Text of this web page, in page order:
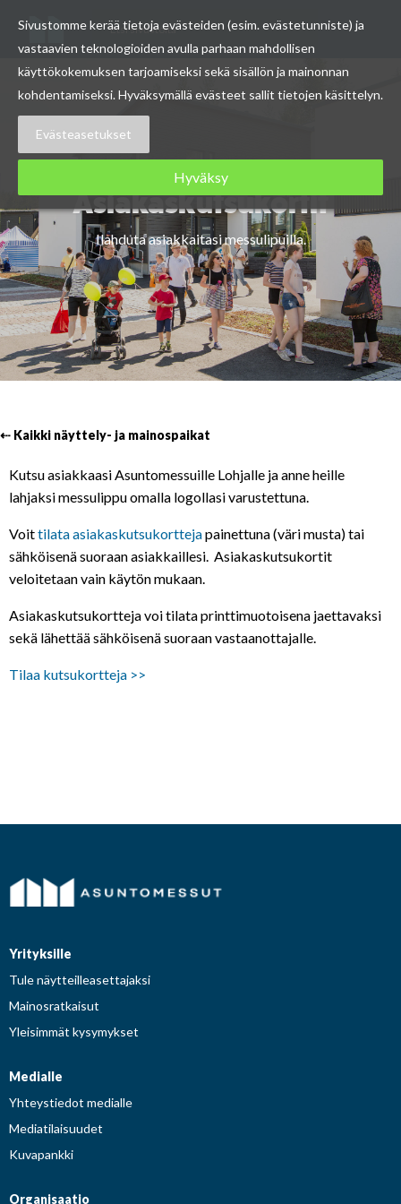
Skip
Etsi
sivustolta
Asuntomessut
Asiakaskutsukortit
Ilahduta asiakkaitasi messulipuilla.
⇠ Kaikki näyttely- ja mainospaikat
Kutsu asiakkaasi Asuntomessuille Lohjalle ja anne heille
lahjaksi messulippu omalla logollasi varustettuna.
Voittilata asiakaskutsukorttejapainettuna (väri musta) tai
sähköisenä suoraan asiakkaillesi. Asiakaskutsukortit
veloitetaan vain käytön mukaan.
Asiakaskutsukortteja voi tilata printtimuotoisena jaettavaksi
sekä lähettää sähköisenä suoraan vastaanottajalle.
Tilaa kutsukortteja >>
Yrityksille
Tule näytteilleasettajaksi
Mainosratkaisut
Yleisimmät kysymykset
Medialle
Yhteystiedot medialle
Mediatilaisuudet
Kuvapankki
Organisaatio
Sivustomme kerää tietoja evästeiden (esim. evästetunniste) ja
vastaavien teknologioiden avulla parhaan mahdollisen
käyttökokemuksen tarjoamiseksi sekä sisällön ja mainonnan
kohdentamiseksi. Hyväksymällä evästeet sallit tietojen käsittelyn.
Evästeasetukset
Hyväksy